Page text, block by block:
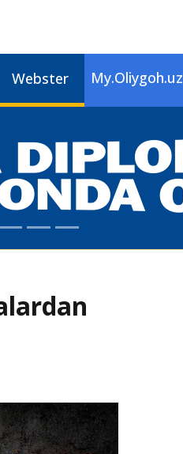
Webster My.Oliygoh.uz